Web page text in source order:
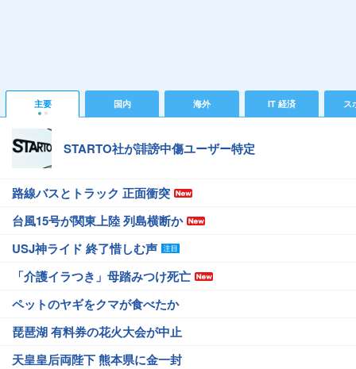
主要 国内 海外 IT 経済 ス
STARTO社が誹謗中傷ユーザー特定
路線バスとトラック 正面衝突
台風15号が関東上陸 列島横断か
USJ神ライド 終了惜しむ声
「介護イラつき」母踏みつけ死亡
ペットのヤギをクマが食べたか
琵琶湖 有料券の花火大会が中止
天皇皇后両陛下 熊本県に金一封